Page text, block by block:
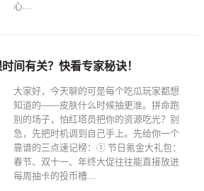
心...
间有关？快看专家秘诀！
大家好，今天聊的可是每个吃瓜玩家都想
知道的——皮肤什么时候抽更准。拼命跑
别的场子，怕红塔员把你的资源吃光？别
急，先把时机调到自己手上。先给你一个
靠谱的三点速记榜：① 节日氪金大礼包：
春节、双十一、年终大促往往能直接放进
每周抽卡的投币槽...